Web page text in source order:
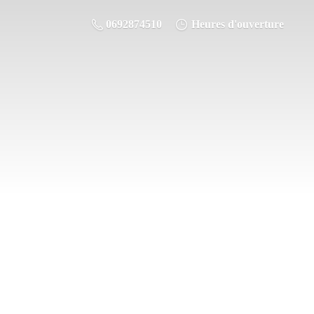
0692874510 Heures d'ouverture